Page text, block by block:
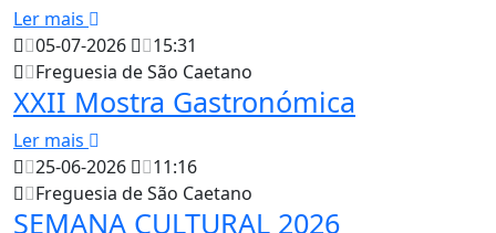
Ler mais
05-07-2026
15:31
Freguesia de São Caetano
XXII Mostra Gastronómica
Ler mais
25-06-2026
11:16
Freguesia de São Caetano
SEMANA CULTURAL 2026